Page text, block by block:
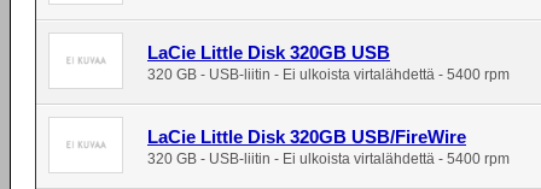
LaCie Little Disk 320GB USB
320 GB - USB-liitin - Ei ulkoista virtalähdettä - 5400 rpm
LaCie Little Disk 320GB USB/FireWire
320 GB - USB-liitin - Ei ulkoista virtalähdettä - 5400 rpm